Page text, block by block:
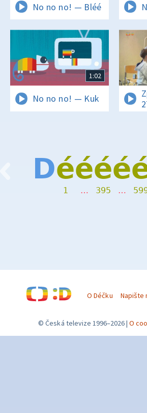
No no no! — Bléé
1:02
No no no! — Kuk
Dé
1
é
…
é
395
é
…
O Déčku Napište
© Česká televize 1996–2026 O